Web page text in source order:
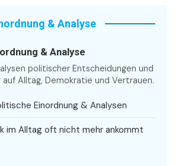
& Analyse
& Analyse
politischer Entscheidungen und
auf Alltag, Demokratie und Vertrauen.
Einordnung & Analysen
im Alltag oft nicht mehr ankommt